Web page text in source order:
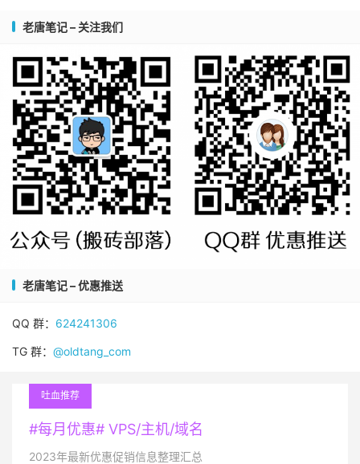
老唐笔记 – 关注我们
老唐笔记 – 优惠推送
QQ 群： 624241306
TG 群： @oldtang_com
吐血推荐
#每月优惠# VPS/主机/域名
2023年最新优惠促销信息整理汇总